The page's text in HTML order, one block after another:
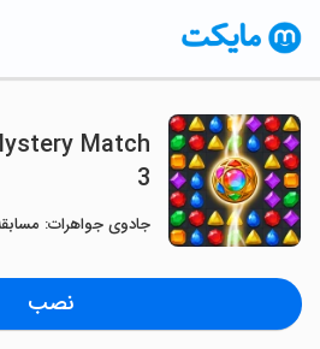
Match
3
جادوی جواهرات:
نصب